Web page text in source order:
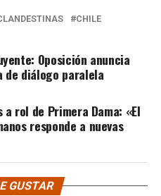
CHILE
Oposición anuncia
de diálogo paralela
rol de Primera Dama: «El
responde a nuevas
GUSTAR